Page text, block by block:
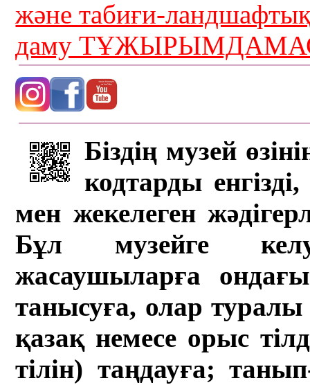
және табиғи-
даму
Біздің музей
кодтарды
мен жекелеген
Бұл музейге
жасаушыларға
танысуға, олар туралы
қазақ немесе орыс
тілін) таңдауға;